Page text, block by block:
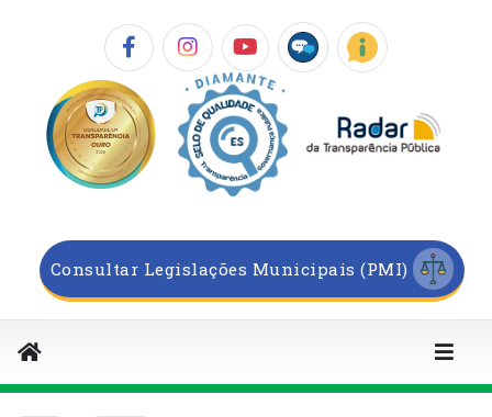
Consultar Legislações Municipais (PMI)